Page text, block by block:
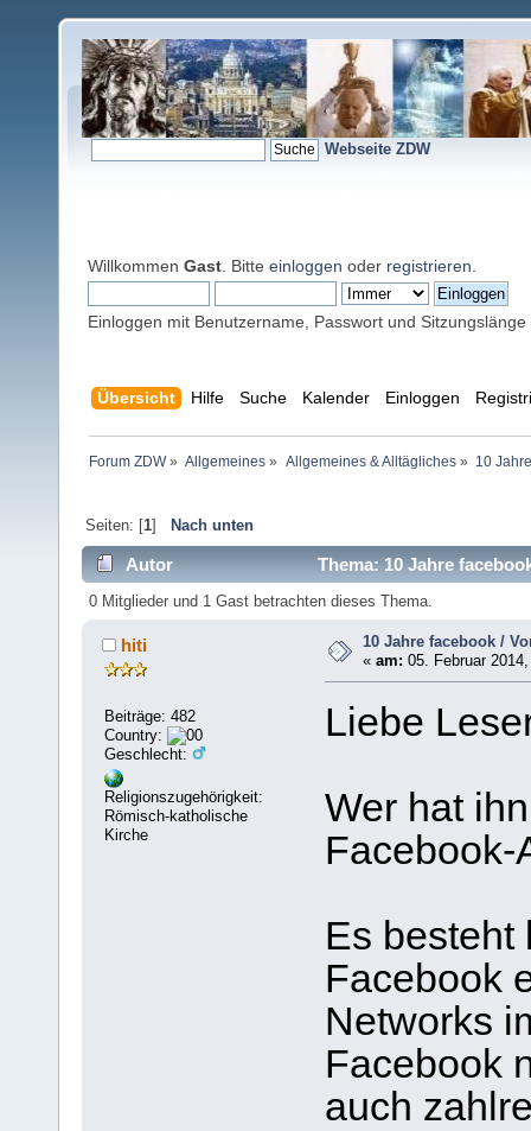
Webseite ZDW
Willkommen Gast . Bitte einloggen oder registrieren
Einloggen mit Benutzername, Passwort und Sitzungslänge
Übersicht Hilfe Suche Kalender Einloggen
Forum ZDW» Allgemeines » Allgemeines & Alltägliches» 10
Seiten: [1] Nach unten
Autor Thema: 10 Jahre
0 Mitglieder und 1 Gast betrachten dieses Thema.
hiti
Beiträge: 482
Country:
Geschlecht:
Religionszugehörigkeit:
Römisch-katholische
Kirche
10 Jahre facebook /
«am: 05. Februar
Liebe
Wer hat
Facebook-
Es besteht
Facebook
Networks
Facebook
auch